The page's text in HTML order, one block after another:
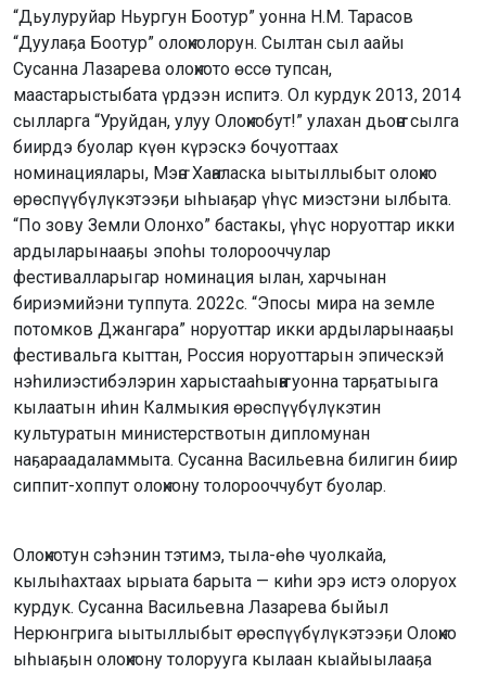
“Дьулуруйар Ньургун Боотур” уонна Н.М. Тарасов
“Дуулаҕа Боотур” олоҥхолорун. Сылтан сыл аайы
Сусанна Лазарева олоҥхото өссө тупсан,
маастарыстыбата үрдээн испитэ. Ол курдук 2013, 2014
сылларга “Уруйдан, улуу Олоҥхобут!” улахан дьоҥҥо сылга
биирдэ буолар күөн күрэскэ бочуоттаах
номинациялары, Мэҥэ Хаҥаласка ыытыллыбыт олоҥхо
өрөспүүбүлүкэтээҕи ыһыаҕар үһүс миэстэни ылбыта.
“По зову Земли Олонхо” бастакы, үһүс норуоттар икки
ардыларынааҕы эпоһы толорооччулар
фестивалларыгар номинация ылан, харчынан
бириэмийэни туппута. 2022с. “Эпосы мира на земле
потомков Джангара” норуоттар икки ардыларынааҕы
фестивальга кыттан, Россия норуоттарын эпическэй
нэһилиэстибэлэрин харыстааһыҥҥа уонна тарҕатыыга
кылаатын иһин Калмыкия өрөспүүбүлүкэтин
культуратын министерствотын дипломунан
наҕараадаламмыта. Сусанна Васильевна билигин биир
сиппит-хоппут олоҥхону толорооччубут буолар.
Олоҥхотун сэһэнин тэтимэ, тыла-өһө чуолкайа,
кылыһахтаах ырыата барыта — киһи эрэ истэ олоруох
курдук. Сусанна Васильевна Лазарева быйыл
Нерюнгрига ыытыллыбыт өрөспүүбүлүкэтээҕи Олоҥхо
ыһыаҕын олоҥхону толорууга кылаан кыайыылааҕа